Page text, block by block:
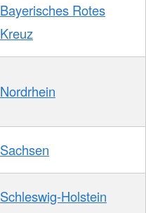
Bayerisches Rotes
Kreuz
Nordrhein
Sachsen
Schleswig-Holstein